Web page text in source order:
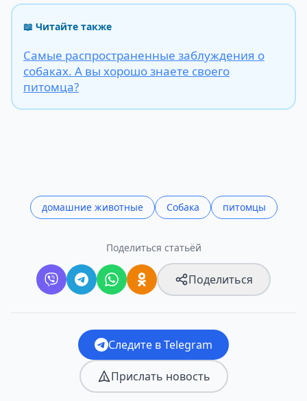
📖 Читайте также
Самые распространенные заблуждения о
собаках. А вы хорошо знаете своего
питомца?
домашние животные Собака питомцы
Поделиться статьёй
Поделиться
Следите в Telegram
Прислать новость